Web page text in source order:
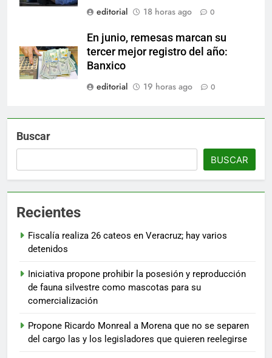
editorial 18 horas ago 0
En junio, remesas marcan su
tercer mejor registro del año:
Banxico
editorial
19 horas ago 0
Buscar
BUSCAR
Recientes
Fiscalía realiza 26 cateos en Veracruz; hay varios
detenidos
Iniciativa propone prohibir la posesión y reproducción
de fauna silvestre como mascotas para su
comercialización
Propone Ricardo Monreal a Morena que no se separen
del cargo las y los legisladores que quieren reelegirse